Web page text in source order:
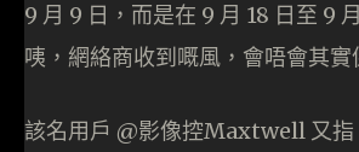
9 月 9 日，而是在 9 月 18 日至 9
咦，網絡商收到嘅風，會唔會其實
該名用戶 @影像控Maxtwell 又